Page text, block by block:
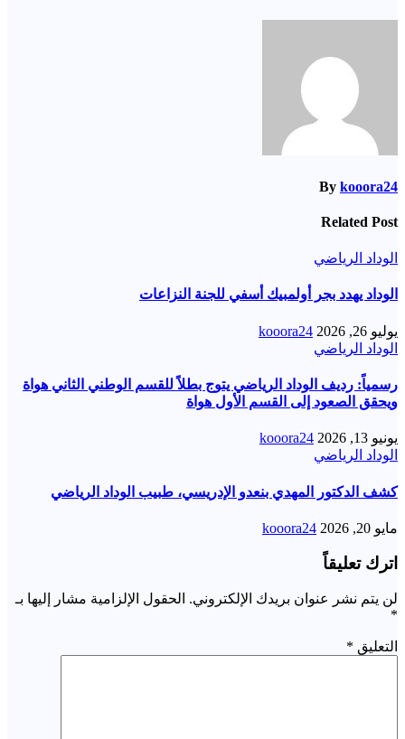
By kooora24
Related Post
الوداد الرياضي
الوداد يهدد بجر أولمبيك أسفي للجنة النزاعات
يوليو 26, 2026
kooora24
الوداد الرياضي
رسمياً: رديف الوداد الرياضي يتوج بطلاً للقسم الوطني الثاني هواة
ويحقق الصعود إلى القسم الأول هواة
يونيو 13, 2026
kooora24
الوداد الرياضي
كشف الدكتور المهدي بنعدو الإدريسي، طبيب الوداد الرياضي
مايو 20, 2026 kooora24
اترك تعليقاً
لن يتم نشر عنوان بريدك الإلكتروني. الحقول الإلزامية مشار إليها بـ
*
التعليق *